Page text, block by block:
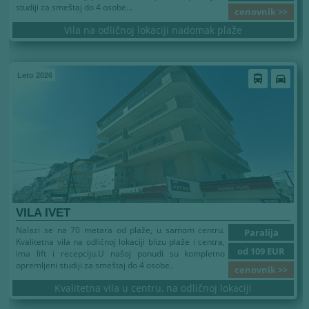
cenovnik >>
studiji za smeštaj do 4 osobe...
Vila na odličnoj lokaciji nadomak plaže
Leto 2026 directions_bus directions_car
VILA IVET
Paralija
od 109 EUR
cenovnik >>
Nalazi se na 70 metara od plaže, u samom centru.
Kvalitetna vila na odličnoj lokaciji blizu plaže i centra,
ima lift i recepciju.U našoj ponudi su kompletno
opremljeni studiji za smeštaj do 4 osobe..
Kvalitetna vila u centru, na odličnoj lokaciji